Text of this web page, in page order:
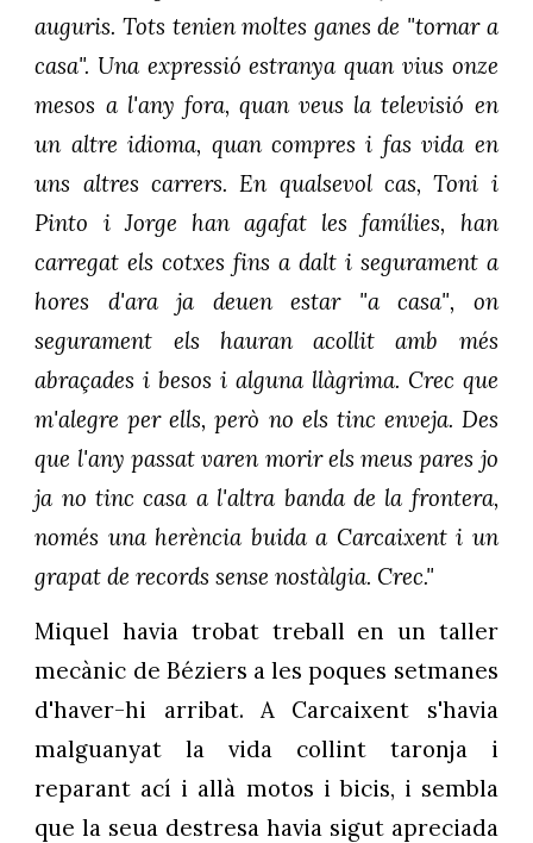
auguris. Tots tenien moltes ganes de "tornar a
casa". Una expressió estranya quan vius onze
mesos a l'any fora, quan veus la televisió en
un altre idioma, quan compres i fas vida en
uns altres carrers. En qualsevol cas, Toni i
Pinto i Jorge han agafat les famílies, han
carregat els cotxes fins a dalt i segurament a
hores d'ara ja deuen estar "a casa", on
segurament els hauran acollit amb més
abraçades i besos i alguna llàgrima. Crec que
m'alegre per ells, però no els tinc enveja. Des
que l'any passat varen morir els meus pares jo
ja no tinc casa a l'altra banda de la frontera,
només una herència buida a Carcaixent i un
grapat de records sense nostàlgia. Crec."
Miquel havia trobat treball en un taller
mecànic de Béziers a les poques setmanes
d'haver-hi arribat. A Carcaixent s'havia
malguanyat la vida collint taronja i
reparant ací i allà motos i bicis, i sembla
que la seua destresa havia sigut apreciada